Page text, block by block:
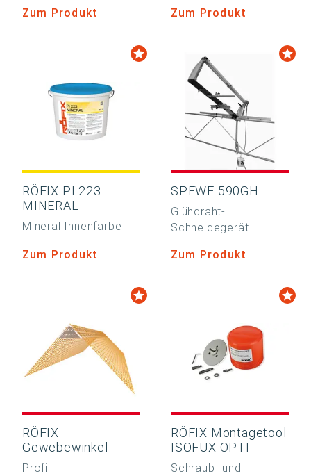
Zum Produkt Zum Produkt
RÖFIX PI 223
MINERAL
Mineral Innenfarbe
Zum Produkt
SPEWE 590GH
Glühdraht-
Schneidegerät
Zum Produkt
RÖFIX
Gewebewinkel
Profil
RÖFIX Montagetool
ISOFUX OPTI
Schraub- und